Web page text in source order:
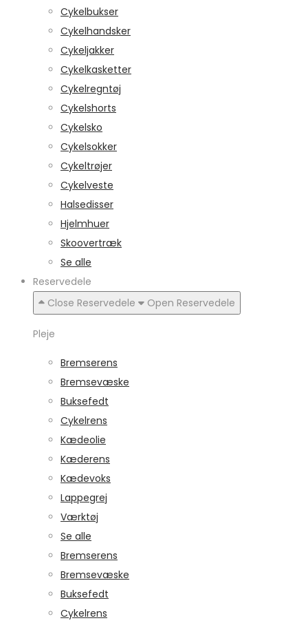
Cykelbukser
Cykelhandsker
Cykeljakker
Cykelkasketter
Cykelregntøj
Cykelshorts
Cykelsko
Cykelsokker
Cykeltrøjer
Cykelveste
Halsedisser
Hjelmhuer
Skoovertræk
Se alle
Reservedele
Close Reservedele
Open Reservedele
Pleje
Bremserens
Bremsevæske
Buksefedt
Cykelrens
Kædeolie
Kæderens
Kædevoks
Lappegrej
Værktøj
Se alle
Bremserens
Bremsevæske
Buksefedt
Cykelrens